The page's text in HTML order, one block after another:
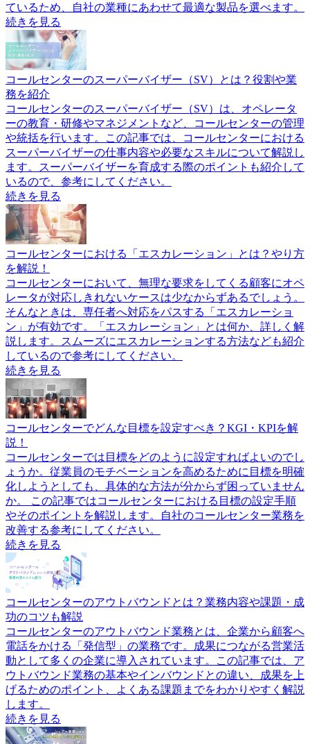
ているため、自社の業種にあわせて最適な製品を選べます。
続きを見る
コールセンターのスーパーバイザー（SV）とは？役割や業
務を紹介
コールセンターのスーパーバイザー（SV）は、オペレータ
ーの教育・研修やマネジメントなど、コールセンターの管理
や統括を行います。この記事では、コールセンターにおける
スーパーバイザーの仕事内容や必要なスキルについて解説し
ます。スーパーバイザーを育成する際のポイントも紹介して
いるので、参考にしてください。
続きを見る
コールセンターにおける「エスカレーション」とは？やり方
を解説！
コールセンターにおいて、無理な要求をしてくる顧客にオペ
レータが対応しきれないケースは少なからずあるでしょう。
そんなときは、専任者へ対応をパスする「エスカレーショ
ン」が有効です。「エスカレーション」とは何か、詳しく解
説します。スムーズにエスカレーションする方法なども紹介
しているので参考にしてください。
続きを見る
コールセンターでどんな目標を設定すべき？KGI・KPIを解
説！
コールセンターでは目標をどのように設定すればよいのでし
ょうか。従業員のモチベーションを高めるために目標を明確
化しようとしても、具体的な方法が分からず困っていません
か。 この記事ではコールセンターにおける目標の設定手順
やそのポイントを解説します。自社のコールセンター業務を
改善する参考にしてください。
続きを見る
コールセンターのアウトバウンドとは？業務内容や課題・成
功のコツも解説
コールセンターのアウトバウンド業務とは、企業から顧客へ
電話をかける「発信型」の業務です。成果につながる営業活
動として多くの企業に導入されています。この記事では、ア
ウトバウンド業務の基本やインバウンドとの違い、成果を上
げるためのポイント、よくある課題までをわかりやすく解説
します。
続きを見る